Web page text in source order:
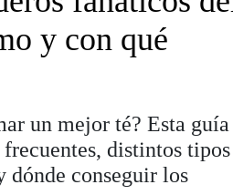
y con qué
un mejor té? Esta guía
distintos tipos
dónde conseguir los